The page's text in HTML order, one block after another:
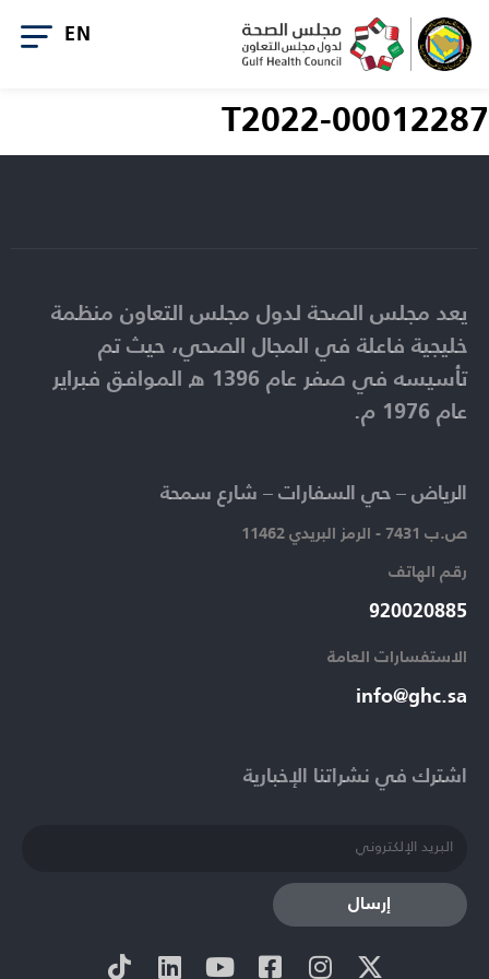
T2022-00012287
اشترك في نشراتنا الإخبارية​
إرسال
الرياض – حي السفارات – شارع سمحة​
ص.ب 7431 - الرمز البريدي 11462
رقم الهاتف​
920020885​
الاستفسارات العامة ​
info@ghc.sa​
يعد مجلس الصحة لدول مجلس التعاون منظمة
خليجية فاعلة في المجال الصحي، حيث تم
تأسيسه في صفر عام 1396 ه الموافق فبراير
عام 1976 م.